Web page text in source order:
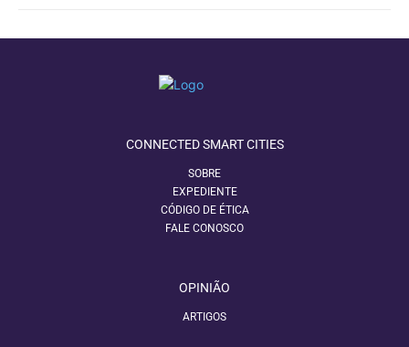
CONNECTED SMART CITIES
SOBRE
EXPEDIENTE
CÓDIGO DE ÉTICA
FALE CONOSCO
OPINIÃO
ARTIGOS